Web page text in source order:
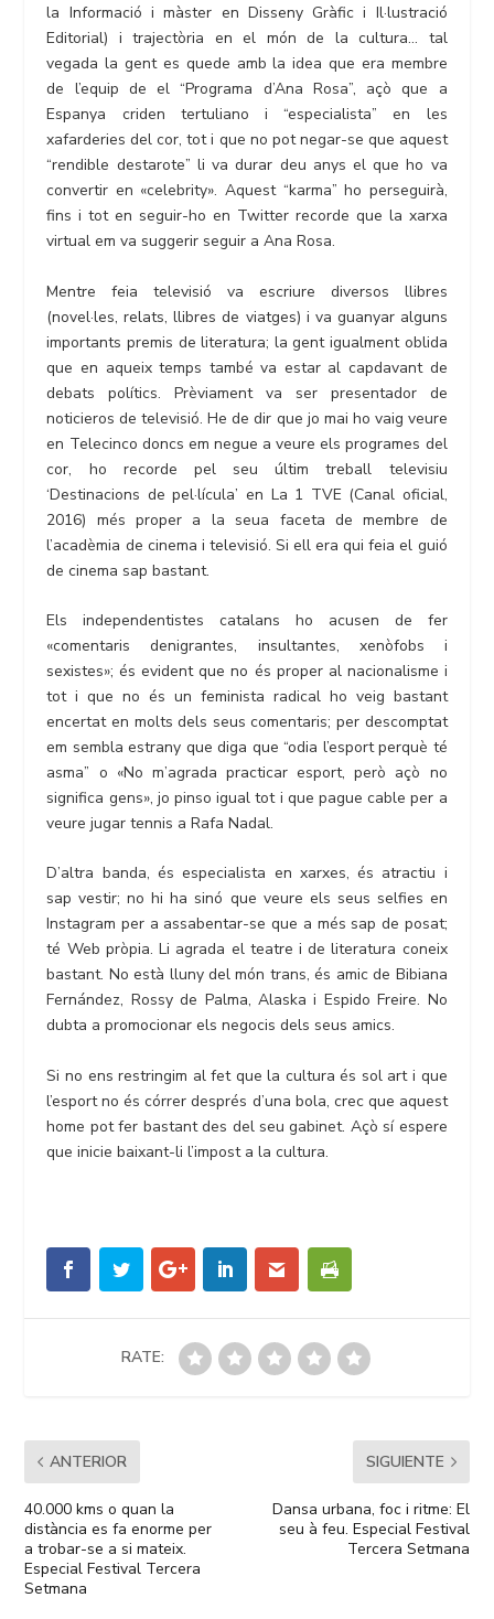
la Informació i màster en Disseny Gràfic i Il·lustració
Editorial) i trajectòria en el món de la cultura… tal
vegada la gent es quede amb la idea que era membre
de l’equip de el “Programa d’Ana Rosa”, açò que a
Espanya criden tertuliano i “especialista” en les
xafarderies del cor, tot i que no pot negar-se que aquest
“rendible destarote” li va durar deu anys el que ho va
convertir en «celebrity». Aquest “karma” ho perseguirà,
fins i tot en seguir-ho en Twitter recorde que la xarxa
virtual em va suggerir seguir a Ana Rosa.
Mentre feia televisió va escriure diversos llibres
(novel·les, relats, llibres de viatges) i va guanyar alguns
importants premis de literatura; la gent igualment oblida
que en aqueix temps també va estar al capdavant de
debats polítics. Prèviament va ser presentador de
noticieros de televisió. He de dir que jo mai ho vaig veure
en Telecinco doncs em negue a veure els programes del
cor, ho recorde pel seu últim treball televisiu
‘Destinacions de pel·lícula’ en La 1 TVE (Canal oficial,
2016) més proper a la seua faceta de membre de
l’acadèmia de cinema i televisió. Si ell era qui feia el guió
de cinema sap bastant.
Els independentistes catalans ho acusen de fer
«comentaris denigrantes, insultantes, xenòfobs i
sexistes»; és evident que no és proper al nacionalisme i
tot i que no és un feminista radical ho veig bastant
encertat en molts dels seus comentaris; per descomptat
em sembla estrany que diga que “odia l’esport perquè té
asma” o «No m’agrada practicar esport, però açò no
significa gens», jo pinso igual tot i que pague cable per a
veure jugar tennis a Rafa Nadal.
D’altra banda, és especialista en xarxes, és atractiu i
sap vestir; no hi ha sinó que veure els seus selfies en
Instagram per a assabentar-se que a més sap de posat;
té Web pròpia. Li agrada el teatre i de literatura coneix
bastant. No està lluny del món trans, és amic de Bibiana
Fernández, Rossy de Palma, Alaska i Espido Freire. No
dubta a promocionar els negocis dels seus amics.
Si no ens restringim al fet que la cultura és sol art i que
l’esport no és córrer després d’una bola, crec que aquest
home pot fer bastant des del seu gabinet. Açò sí espere
que inicie baixant-li l’impost a la cultura.
RATE:
ANTERIOR
40.000 kms o quan la
distància es fa enorme per
a trobar-se a si mateix.
Especial Festival Tercera
Setmana
SIGUIENTE
Dansa urbana, foc i ritme: El
seu à feu. Especial Festival
Tercera Setmana